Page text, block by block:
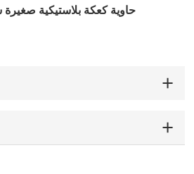
حاوية كعكة بلاستيكية